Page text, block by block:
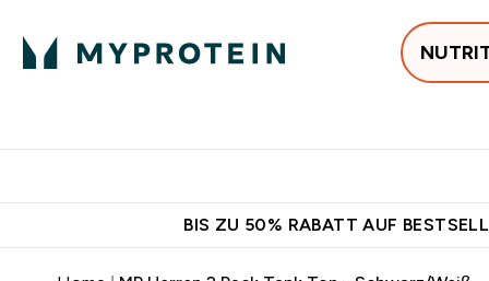
BIS ZU 50% RABATT AUF